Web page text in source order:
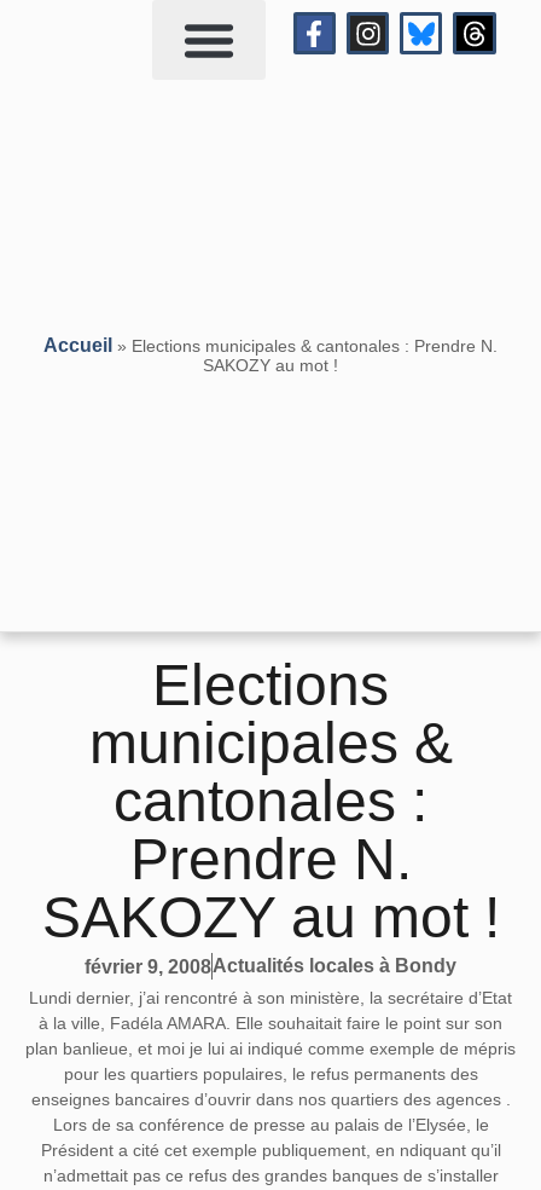
Accueil » Elections municipales & cantonales : Prendre N.
SAKOZY au mot !
Elections
municipales &
cantonales :
Prendre N.
SAKOZY au mot !
février 9, 2008Actualités locales à Bondy
Lundi dernier, j’ai rencontré à son ministère, la secrétaire d’Etat
à la ville, Fadéla AMARA. Elle souhaitait faire le point sur son
plan banlieue, et moi je lui ai indiqué comme exemple de mépris
pour les quartiers populaires, le refus permanents des
enseignes bancaires d’ouvrir dans nos quartiers des agences .
Lors de sa conférence de presse au palais de l’Elysée, le
Président a cité cet exemple publiquement, en ndiquant qu’il
n’admettait pas ce refus des grandes banques de s’installer